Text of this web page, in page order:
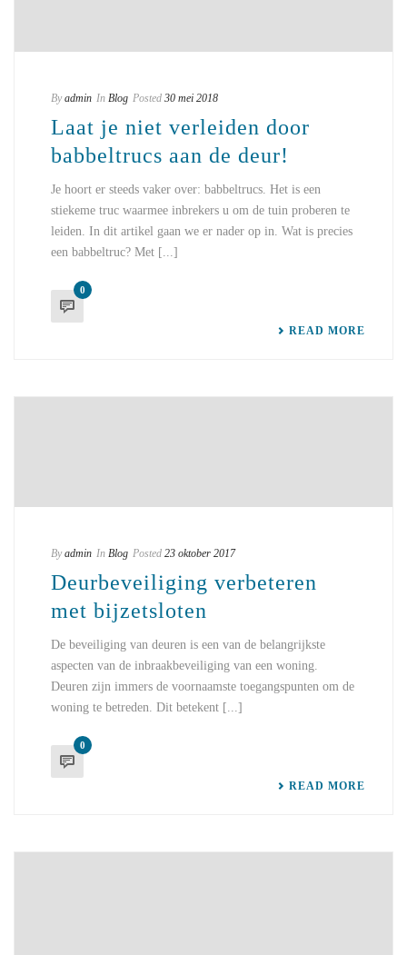
By admin In Blog Posted 30 mei 2018
Laat je niet verleiden door
babbeltrucs aan de deur!
Je hoort er steeds vaker over: babbeltrucs. Het is een
stiekeme truc waarmee inbrekers u om de tuin proberen te
leiden. In dit artikel gaan we er nader op in. Wat is precies
een babbeltruc? Met [...]
0
READ MORE
By admin In Blog Posted 23 oktober 2017
Deurbeveiliging verbeteren
met bijzetsloten
De beveiliging van deuren is een van de belangrijkste
aspecten van de inbraakbeveiliging van een woning.
Deuren zijn immers de voornaamste toegangspunten om de
woning te betreden. Dit betekent [...]
0
READ MORE